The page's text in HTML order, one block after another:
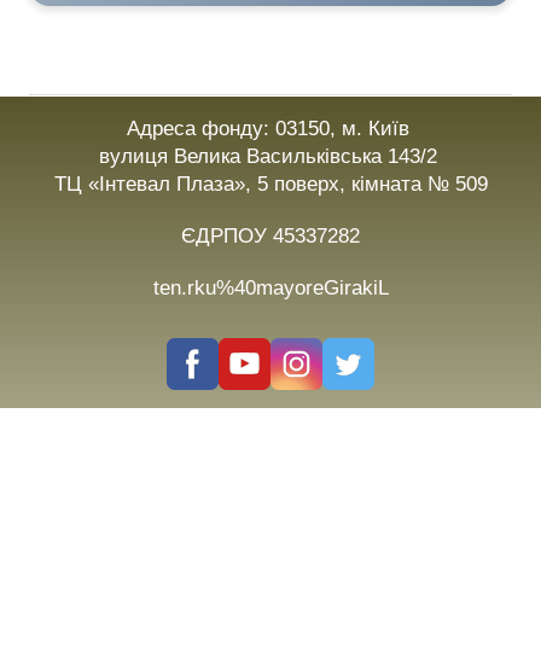
Адреса фонду: 03150, м. Київ
вулиця Велика Васильківська 143/2
ТЦ «Інтевал Плаза», 5 поверх, кімната № 509
ЄДРПОУ 45337282
ten.rku%40mayoreGirakiL